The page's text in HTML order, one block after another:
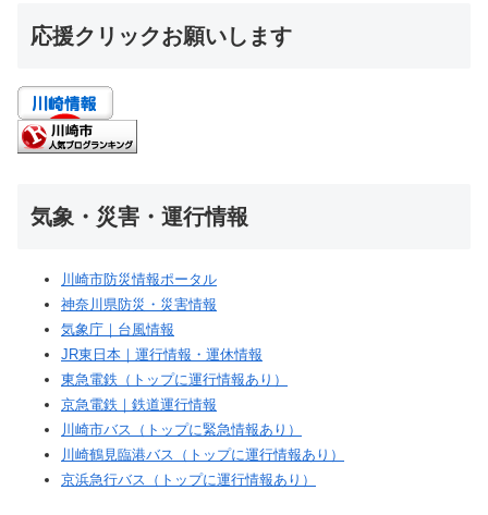
応援クリックお願いします
気象・災害・運行情報
川崎市防災情報ポータル
神奈川県防災・災害情報
気象庁｜台風情報
JR東日本｜運行情報・運休情報
東急電鉄（トップに運行情報あり）
京急電鉄｜鉄道運行情報
川崎市バス（トップに緊急情報あり）
川崎鶴見臨港バス（トップに運行情報あり）
京浜急行バス（トップに運行情報あり）